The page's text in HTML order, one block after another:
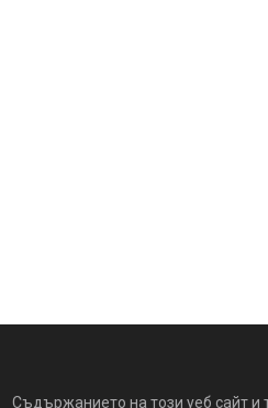
Съдържанието на този уеб сайт и